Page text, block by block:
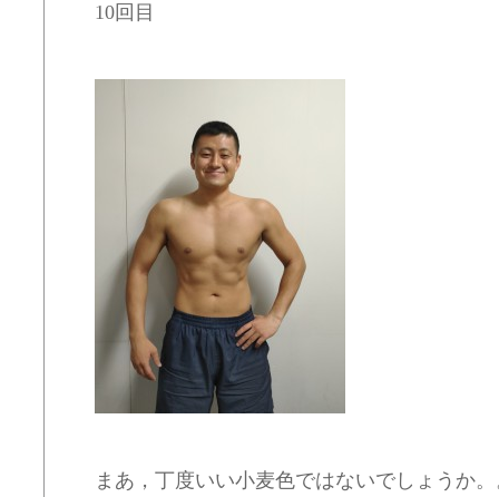
10回目
まあ，丁度いい小麦色ではないでしょうか